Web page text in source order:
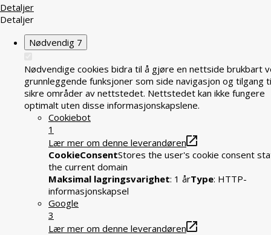
Detaljer
Detaljer
Nødvendig 7
Nødvendige cookies bidra til å gjøre en nettside brukbart
grunnleggende funksjoner som side navigasjon og tilgang
sikre områder av nettstedet. Nettstedet kan ikke fungere
optimalt uten disse informasjonskapslene.
Cookiebot
1
Lær mer om denne leverandøren
CookieConsentStores the user's cookie consent
the current domain
Maksimal lagringsvarighet: 1 årType: HTTP-
informasjonskapsel
Google
3
Lær mer om denne leverandøren